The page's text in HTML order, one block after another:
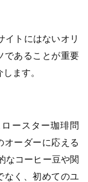
イトにはないオリ
であることが重要
ます。
ースター珈琲問
オーダーに応える
なコーヒー豆や関
なく、初めてのユ